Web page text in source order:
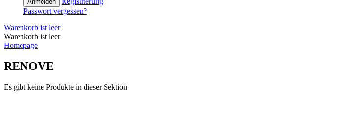
Anmelden
Passwort vergessen?
Warenkorb ist leer
Warenkorb ist leer
Homepage
RENOVE
Es gibt keine Produkte in dieser Sektion